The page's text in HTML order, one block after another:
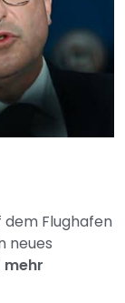
Flughafen
neues
mehr